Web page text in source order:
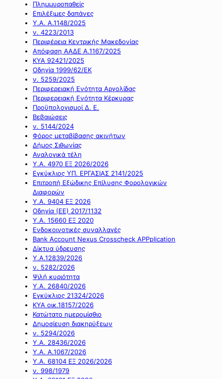
Πλημμυροπαθείς
Επιλέξιμες δαπάνες
Υ.Α. Α.1148/2025
ν. 4223/2013
Περιφέρεια Κεντρικής Μακεδονίας
Απόφαση ΑΑΔΕ Α.1167/2025
ΚΥΑ 92421/2025
Οδηγία 1999/62/ΕΚ
ν. 5259/2025
Περιφερειακή Ενότητα Αργολίδας
Περιφερειακή Ενότητα Κέρκυρας
Προϋπολογισμοί Δ. Ε.
Βεβαιώσεις
ν. 5144/2024
Φόρος μεταβίβασης ακινήτων
Δήμος Σιθωνίας
Αναλογικά τέλη
Υ.Α. 4970 ΕΞ 2026/2026
Εγκύκλιος ΥΠ. ΕΡΓΑΣΙΑΣ 2141/2025
Επιτροπή Εξώδικης Επίλυσης Φορολογικών
Διαφορών
Υ.Α. 9404 ΕΞ 2026
Οδηγία (ΕΕ) 2017/1132
Υ.Α. 15660 ΕΞ 2020
Ενδοκοινοτικές συναλλαγές
Bank Account Nexus Crosscheck APPplication
Δίκτυα ύδρευσης
Υ.Α.12839/2026
ν. 5282/2026
Ψιλή κυριότητα
Υ.Α. 26840/2026
Εγκύκλιος 21324/2026
ΚΥΑ οικ.18157/2026
Κατώτατο ημερομίσθιο
Δημοσίευση διακηρύξεων
ν. 5294/2026
Υ.Α. 28436/2026
Υ.Α. Α.1067/2026
Υ.Α. 68104 ΕΞ 2026/2026
ν. 998/1979